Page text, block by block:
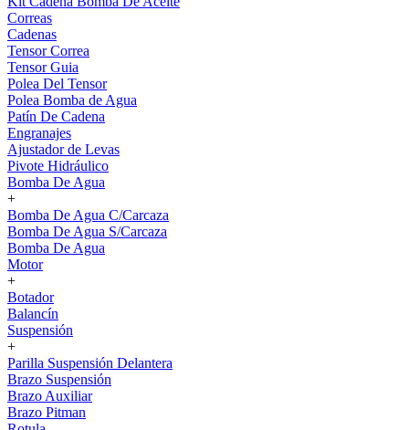
Correas
Cadenas
Tensor Correa
Tensor Guia
Polea Del Tensor
Polea Bomba de Agua
Patín De Cadena
Engranajes
Ajustador de Levas
Pivote Hidráulico
Bomba De Agua
+
Bomba De Agua C/Carcaza
Bomba De Agua S/Carcaza
Bomba De Agua
Motor
+
Botador
Balancín
Suspensión
+
Parilla Suspensión Delantera
Brazo Suspensión
Brazo Auxiliar
Brazo Pitman